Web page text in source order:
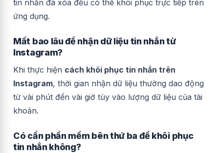
tin nhắn đã xóa đều có thể khôi phục trực tiếp trên
ứng dụng.
Mất bao lâu để nhận dữ liệu tin nhắn từ
Instagram?
Khi thực hiện cách khôi phục tin nhắn trên
Instagram, thời gian nhận dữ liệu thường dao động
từ vài phút đến vài giờ tùy vào lượng dữ liệu của tài
khoản.
Có cần phần mềm bên thứ ba để khôi phục
tin nhắn không?